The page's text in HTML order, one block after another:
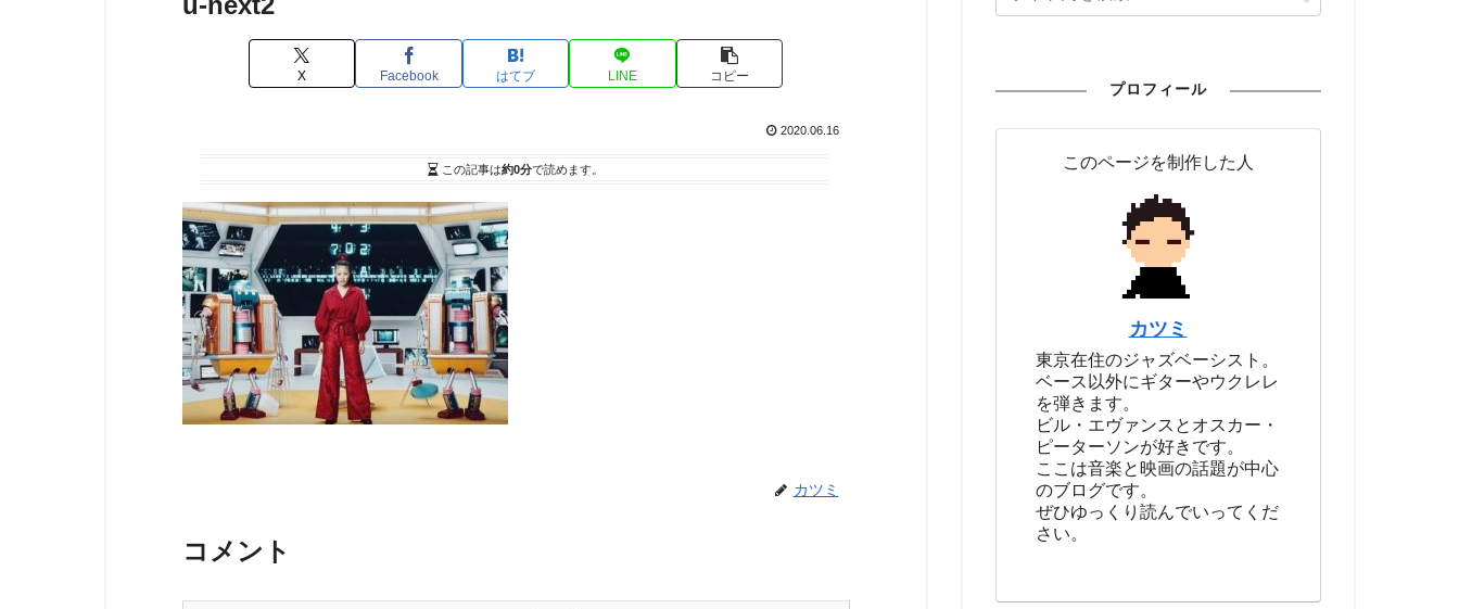
X Facebook はてブ LINE コピー
2020.06.16
この記事は約0分で読めます。
カツミ
コメント
プロフィール
このページを制作した人
カツミ
東京在住のジャズベーシスト。
ベース以外にギターやウクレレ
を弾きます。
ビル・エヴァンスとオスカー・
ピーターソンが好きです。
ここは音楽と映画の話題が中心
のブログです。
ぜひゆっくり読んでいってくだ
さい。